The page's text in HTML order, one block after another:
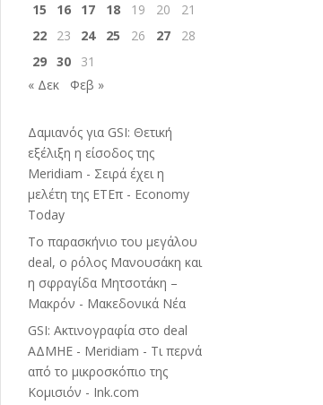
15
16 17 18 19 20
21
22
23 24 25 26 27
28
29 30
31
« Δεκ
Φεβ »
Δαμιανός για GSI: Θετική
εξέλιξη η είσοδος της
Meridiam - Σειρά έχει η
μελέτη της ΕΤΕπ - Economy
Today
Το παρασκήνιο του μεγάλου
deal, ο ρόλος Μανουσάκη και
η σφραγίδα Μητσοτάκη –
Μακρόν - Μακεδονικά Νέα
GSI: Ακτινογραφία στο deal
ΑΔΜΗΕ - Meridiam - Τι περνά
από το μικροσκόπιο της
Κομισιόν - Ink.com